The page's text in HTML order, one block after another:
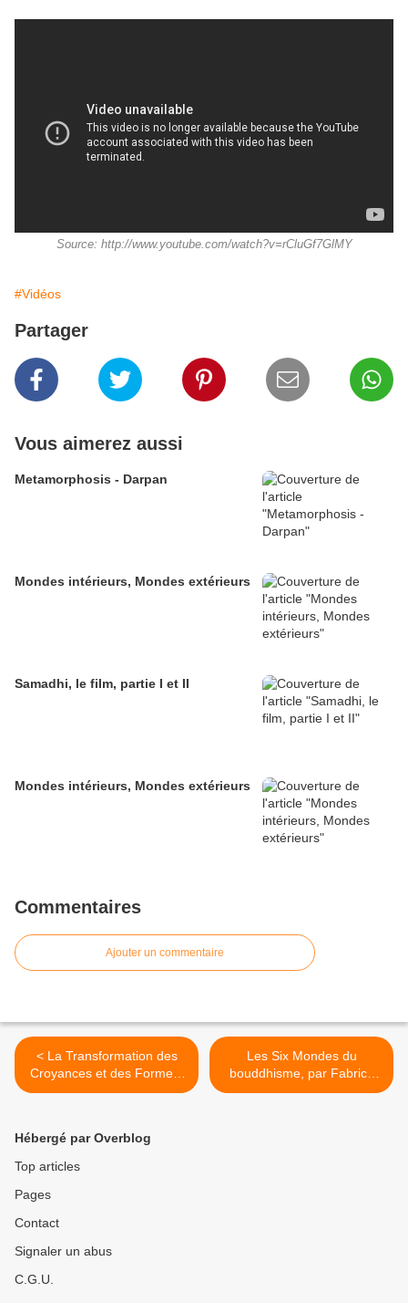
Source: http://www.youtube.com/watch?v=rCluGf7GlMY
#Vidéos
Partager
Vous aimerez aussi
Metamorphosis - Darpan
Mondes intérieurs, Mondes extérieurs
Samadhi, le film, partie I et II
Mondes intérieurs, Mondes extérieurs
Commentaires
Ajouter un commentaire
< La Transformation des
Croyances et des Formes-
Pensées Auto-Limitantes
Les Six Mondes du
bouddhisme, par Fabrice
Midal >
Hébergé par Overblog
Top articles
Pages
Contact
Signaler un abus
C.G.U.